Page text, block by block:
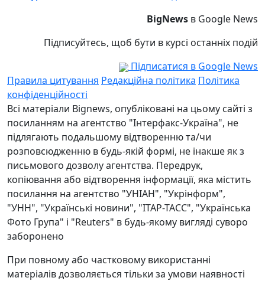
BigNews в Google News
Підписуйтесь, щоб бути в курсі останніх подій
Підписатися в Google News
Правила цитування Редакційна політика Політика
конфіденційності
Всі матеріали Bignews, опубліковані на цьому сайті з
посиланням на агентство "Інтерфакс-Україна", не
підлягають подальшому відтворенню та/чи
розповсюдженню в будь-якій формі, не інакше як з
письмового дозволу агентства. Передрук,
копіювання або відтворення інформації, яка містить
посилання на агентство "УНІАН", "Укрінформ",
"УНН", "Українські новини", "ІТАР-ТАСС", "Українська
Фото Група" і "Reuters" в будь-якому вигляді суворо
заборонено
При повному або частковому використанні
матеріалів дозволяється тільки за умови наявності